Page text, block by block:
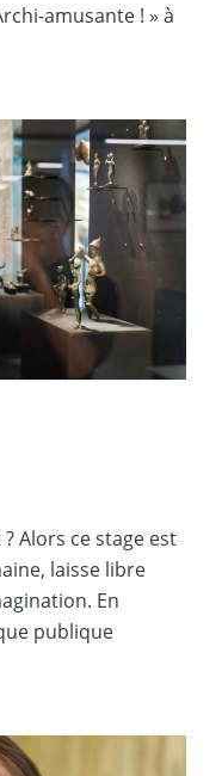
amusante ! » à
Alors ce stage est
laisse libre
En
publique